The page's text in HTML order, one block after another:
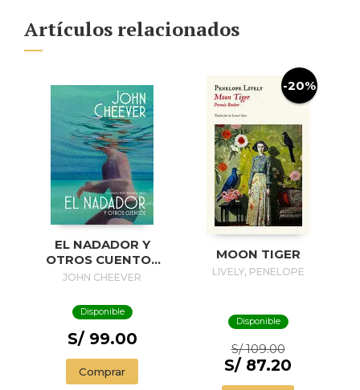
Artículos relacionados
EL NADADOR Y
OTROS CUENTOS
(EDICIÓN
SWIMMER AND
OTHER STORIES (
ILLUSTRADED
JOHN CHEEVER
Disponible
S/ 99.00
Comprar
-20%
MOON TIGER
LIVELY, PENELOPE
Disponible
S/ 109.00
S/ 87.20